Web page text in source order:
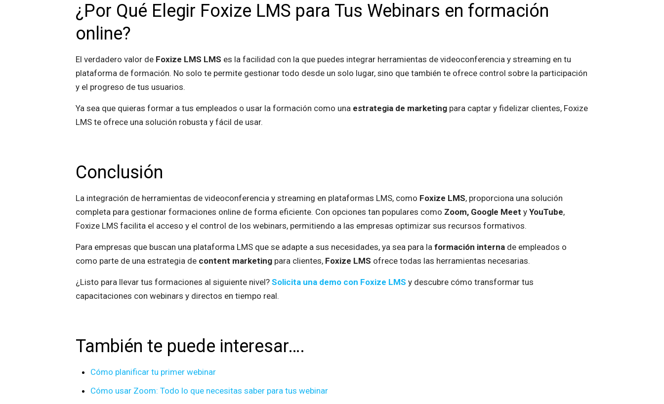
¿Por Qué Elegir Foxize LMS para Tus Webinars en formación
online?
El verdadero valor de Foxize LMS LMS es la facilidad con la que puedes integrar herramientas de videoconferencia y streaming en tu
plataforma de formación. No solo te permite gestionar todo desde un solo lugar, sino que también te ofrece control sobre la participación
y el progreso de tus usuarios.
Ya sea que quieras formar a tus empleados o usar la formación como una estrategia de marketingpara captar y fidelizar clientes, Foxize
LMS te ofrece una solución robusta y fácil de usar.
Conclusión
La integración de herramientas de videoconferencia y streaming en plataformas LMS, como Foxize LMS, proporciona una solución
completa para gestionar formaciones online de forma eficiente. Con opciones tan populares como Zoom, Google Meet y YouTube,
Foxize LMS facilita el acceso y el control de los webinars, permitiendo a las empresas optimizar sus recursos formativos.
Para empresas que buscan una plataforma LMS que se adapte a sus necesidades, ya sea para la formación internade empleados o
como parte de una estrategia de content marketingpara clientes, Foxize LMS ofrece todas las herramientas necesarias.
¿Listo para llevar tus formaciones al siguiente nivel? Solicita una demo con Foxize LMS y descubre cómo transformar tus
capacitaciones con webinars y directos en tiempo real.
También te puede interesar….
Cómo planificar tu primer webinar
Cómo usar Zoom: Todo lo que necesitas saber para tus webinar